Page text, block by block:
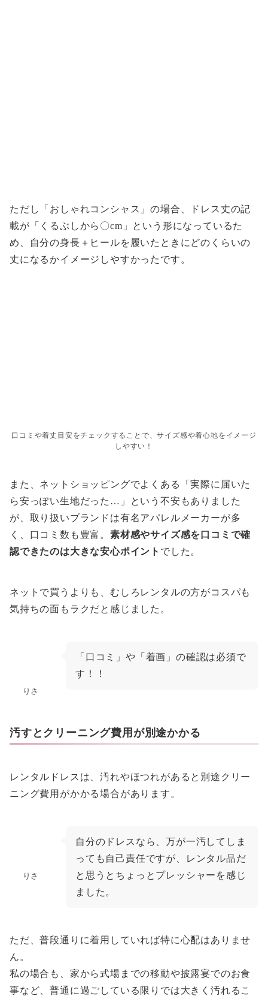
ただし「おしゃれコンシャス」の場合、ドレス丈の記
載が「くるぶしから〇cm」という形になっているた
め、自分の身長＋ヒールを履いたときにどのくらいの
丈になるかイメージしやすかったです。
口コミや着丈目安をチェックすることで、サイズ感や着心地をイメージ
しやすい！
また、ネットショッピングでよくある「実際に届いた
ら安っぽい生地だった…」という不安もありました
が、取り扱いブランドは有名アパレルメーカーが多
く、口コミ数も豊富。 素材感やサイズ感を口コミで確
認できたのは大きな安心ポイント でした。
ネットで買うよりも、むしろレンタルの方がコスパも
気持ちの面もラクだと感じました。
りさ
「口コミ」や「着画」の確認は必須で
す！！
汚すとクリーニング費用が別途かかる
レンタルドレスは、汚れやほつれがあると別途クリー
ニング費用がかかる場合があります。
りさ
自分のドレスなら、万が一汚してしま
っても自己責任ですが、レンタル品だ
と思うとちょっとプレッシャーを感じ
ました。
ただ、普段通りに着用していれば特に心配はありませ
ん。
私の場合も、家から式場までの移動や披露宴でのお食
事など、普通に過ごしている限りでは大きく汚れるこ